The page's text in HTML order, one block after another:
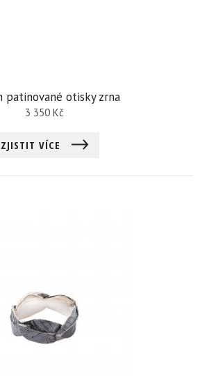
patinované otisky zrna
3 350 Kč
ZJISTIT VÍCE